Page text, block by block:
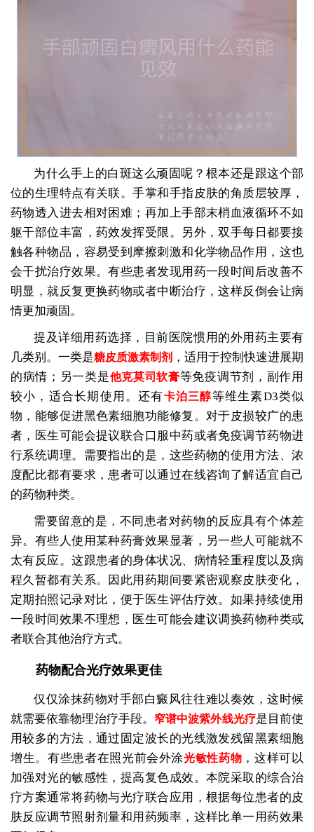
为什么手上的白斑这么顽固呢？根本还是跟这个部
位的生理特点有关联。手掌和手指皮肤的角质层较厚，
药物透入进去相对困难；再加上手部末梢血液循环不如
躯干部位丰富，药效发挥受限。另外，双手每日都要接
触各种物品，容易受到摩擦刺激和化学物品作用，这也
会干扰治疗效果。有些患者发现用药一段时间后改善不
明显，就反复更换药物或者中断治疗，这样反倒会让病
情更加顽固。
提及详细用药选择，目前医院惯用的外用药主要有
几类别。一类是糖皮质激素制剂 ，适用于控制快速进展期
的病情；另一类是他克莫司软膏等免疫调节剂，副作用
较小，适合长期使用。还有卡泊三醇等维生素D3类似
物，能够促进黑色素细胞功能修复。对于皮损较广的患
者，医生可能会提议联合口服中药或者免疫调节药物进
行系统调理。需要指出的是，这些药物的使用方法、浓
度配比都有要求，患者可以通过在线咨询了解适宜自己
的药物种类。
需要留意的是，不同患者对药物的反应具有个体差
异。有些人使用某种药膏效果显著，另一些人可能就不
太有反应。这跟患者的身体状况、病情轻重程度以及病
程久暂都有关系。因此用药期间要紧密观察皮肤变化，
定期拍照记录对比，便于医生评估疗效。如果持续使用
一段时间效果不理想，医生可能会建议调换药物种类或
者联合其他治疗方式。
药物配合光疗效果更佳
仅仅涂抹药物对手部白癜风往往难以奏效，这时候
就需要依靠物理治疗手段。
窄谱中波紫外线光疗是目前使
用较多的方法，通过固定波长的光线激发残留黑素细胞
增生。有些患者在照光前会外涂光敏性药物 ，这样可以
加强对光的敏感性，提高复色成效。本院采取的综合治
疗方案通常将药物与光疗联合应用，根据每位患者的皮
肤反应调节照射剂量和用药频率，这样比单一用药效果